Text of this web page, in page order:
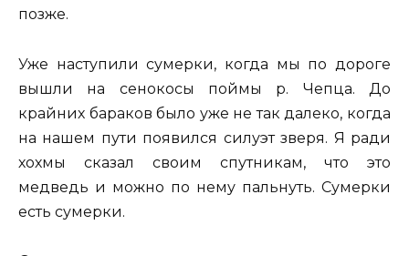
позже.
Уже наступили сумерки, когда мы по дороге
вышли на сенокосы поймы р. Чепца. До
крайних бараков было уже не так далеко, когда
на нашем пути появился силуэт зверя. Я ради
хохмы сказал своим спутникам, что это
медведь и можно по нему пальнуть. Сумерки
есть сумерки.